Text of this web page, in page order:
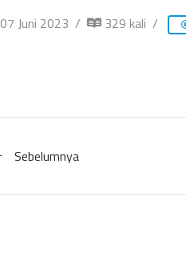
07 Juni 2023 329 kali
Sebelumnya